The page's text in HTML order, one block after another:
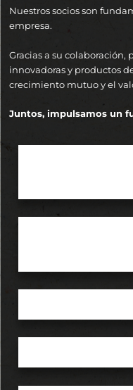
Nuestros socios son
empresa.
Gracias a su colaboración,
innovadoras y productos
crecimiento mutuo y el
Juntos, impulsamos un